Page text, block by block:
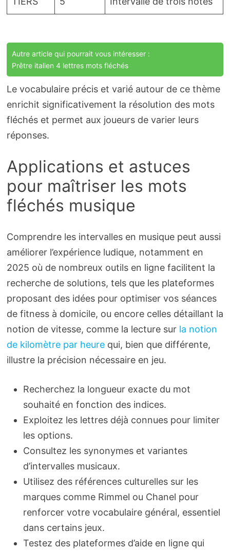
Autre article qui pourrait vous intéresser :
Prêtre italien 4 lettres mots fléchés
Le vocabulaire précis et varié autour de ce thème
enrichit significativement la résolution des mots
fléchés et permet aux joueurs de varier leurs
réponses.
Applications et astuces
pour maîtriser les mots
fléchés musique
Comprendre les intervalles en musique peut aussi
améliorer l’expérience ludique, notamment en
2025 où de nombreux outils en ligne facilitent la
recherche de solutions, tels que les plateformes
proposant des idées pour optimiser vos séances
de fitness à domicile, ou encore celles détaillant la
notion de vitesse, comme la lecture sur la notion
de kilomètre par heurequi, bien que différente,
illustre la précision nécessaire en jeu.
Recherchez la longueur exacte du mot
souhaité en fonction des indices.
Exploitez les lettres déjà connues pour limiter
les options.
Consultez les synonymes et variantes
d’intervalles musicaux.
Utilisez des références culturelles sur les
marques comme Rimmel ou Chanel pour
renforcer votre vocabulaire général, essentiel
dans certains jeux.
Testez des plateformes d’aide en ligne qui